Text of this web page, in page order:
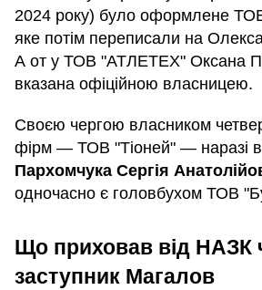
2024 року) було оформлене
яке потім переписали на
А от у ТОВ "АТЛЕТЕХ" Оксана
вказана офіційною власницею.
Своєю чергою власником
фірм — ТОВ "Тіоней" — наразі
Пархомчука Сергія
одночасно є головбухом ТОВ
Що приховав від НАЗК
заступник Магалов